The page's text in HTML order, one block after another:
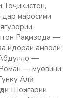
дар маросими
Раҳимзода —
идораи амволи
Абдулло —
— муовини
Алӣ
Шоҳигарии